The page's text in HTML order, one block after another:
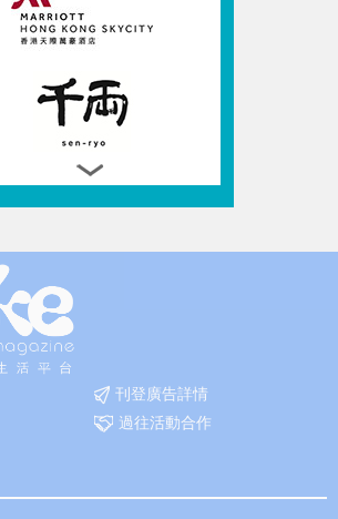
刊登廣告詳情
過往活動合作